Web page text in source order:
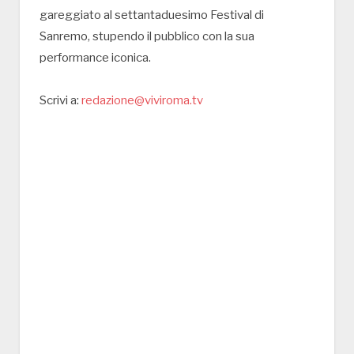
gareggiato al settantaduesimo Festival di
Sanremo, stupendo il pubblico con la sua
performance iconica.
Scrivi a: redazione@viviroma.tv